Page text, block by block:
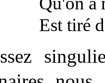
Est tiré